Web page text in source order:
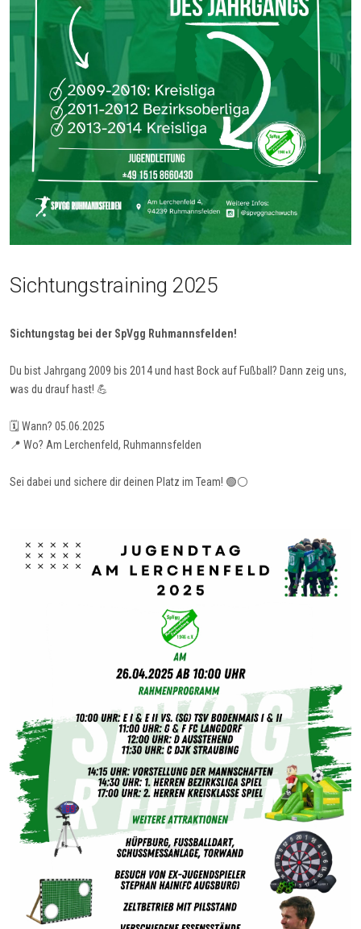
Sichtungstraining 2025
Sichtungstag bei der SpVgg Ruhmannsfelden!
Du bist Jahrgang 2009 bis 2014 und hast Bock auf Fußball? Dann zeig uns,
was du drauf hast! 💪
🗓️ Wann? 05.06.2025
📍 Wo? Am Lerchenfeld, Ruhmannsfelden
Sei dabei und sichere dir deinen Platz im Team! 🟢⚪️